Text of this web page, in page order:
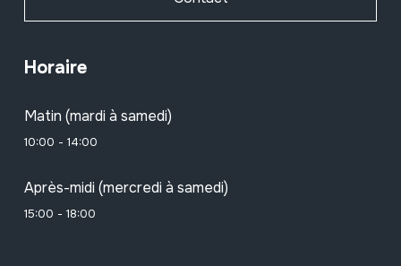
Horaire
Matin (mardi à samedi)
10:00 - 14:00
Après-midi (mercredi à samedi)
15:00 - 18:00